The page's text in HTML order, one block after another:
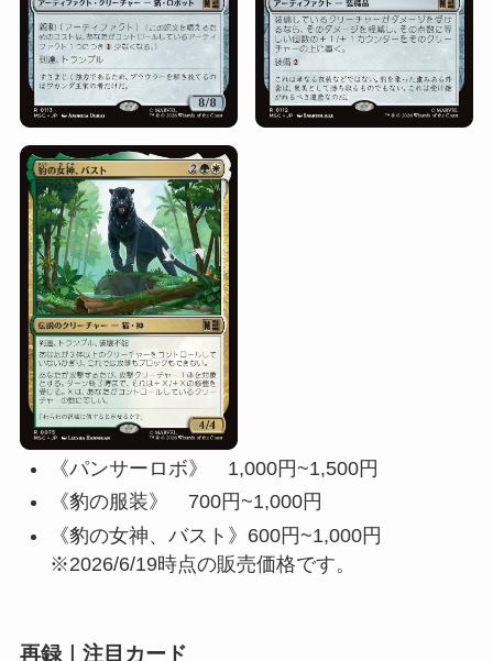
《パンサーロボ》 1,000円~1,500円
《豹の服装》 700円~1,000円
《豹の女神、バスト》600円~1,000円
※2026/6/19時点の販売価格です。
再録｜注目カード